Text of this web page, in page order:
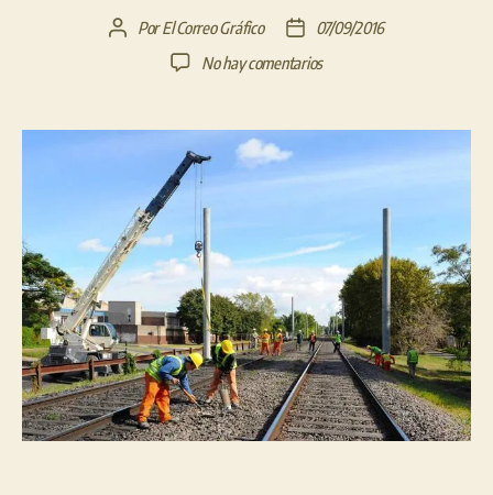
AutorPorEl Correo Gráfico
Fecha
de
07/09/2016
No hay comentariosen
debates
sobre
con
los
concejales
platenses